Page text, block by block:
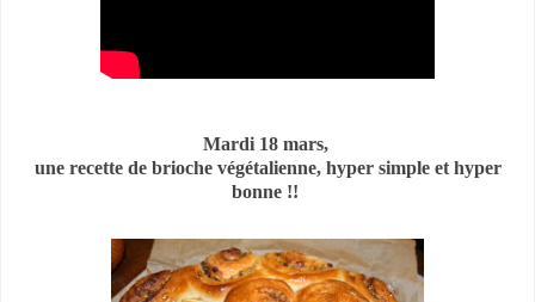
Mardi 18 mars,
une recette de brioche végétalienne, hyper simple et hyper
bonne !!